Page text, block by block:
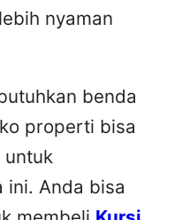
nyaman
benda
properti bisa
untuk
ini. Anda bisa